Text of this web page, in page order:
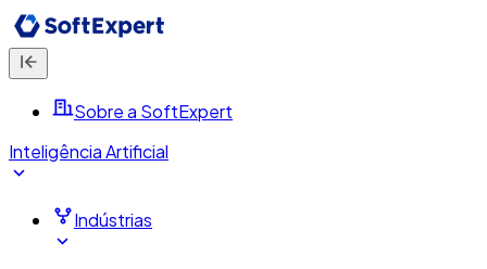
Sobre a SoftExpert
Inteligência Artificial
Indústrias